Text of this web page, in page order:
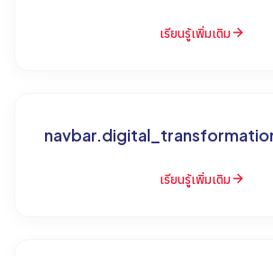
เรียนรู้เพิ่มเติม
เรียนรู้เพิ่มเติม